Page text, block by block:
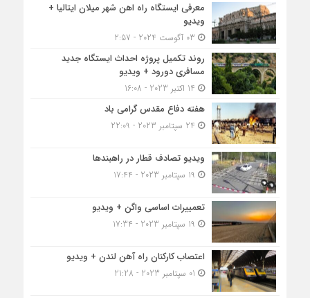
معرفی ایستگاه راه اهن شهر میلان ایتالیا +
ویدیو
روند تکمیل پروژه احداث ایستگاه جدید
مسافری دورود + ویدیو
هفته دفاع مقدس گرامی باد
ویدیو تصادف قطار در راهبندها
تعمییرات اساسی واگن + ویدیو
اعتصاب کارکنان راه آهن لندن + ویدیو